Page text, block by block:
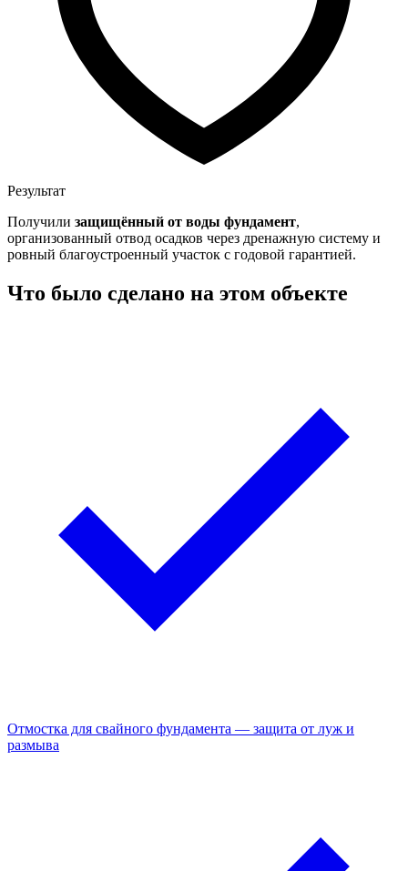
Результат
Получили защищённый от воды фундамент,
организованный отвод осадков через дренажную систему и
ровный благоустроенный участок с годовой гарантией.
Что было сделано на этом объекте
Отмостка для свайного фундамента — защита от луж и
размыва